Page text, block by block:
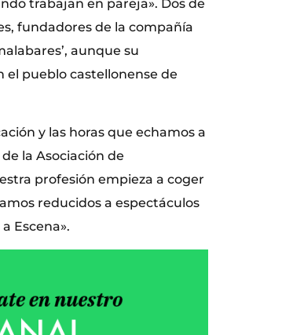
trabajan en pareja». Dos de
fundadores de la compañía
aunque su
el pueblo castellonense de
y las horas que echamos a
la Asociación de
profesión empieza a coger
reducidos a espectáculos
Escena».